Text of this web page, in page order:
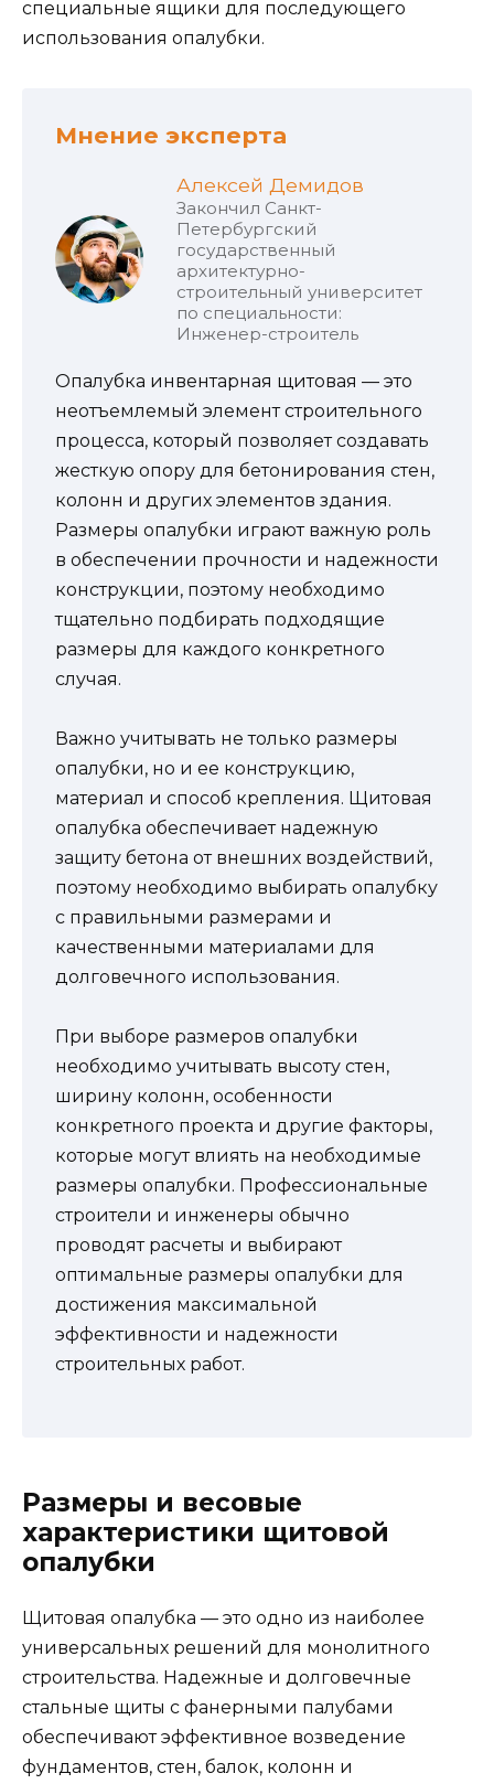
специальные ящики для последующего
использования опалубки.
Мнение эксперта
Алексей Демидов
Закончил Санкт-
Петербургский
государственный
архитектурно-
строительный университет
по специальности:
Инженер-строитель
Опалубка инвентарная щитовая — это
неотъемлемый элемент строительного
процесса, который позволяет создавать
жесткую опору для бетонирования стен,
колонн и других элементов здания.
Размеры опалубки играют важную роль
в обеспечении прочности и надежности
конструкции, поэтому необходимо
тщательно подбирать подходящие
размеры для каждого конкретного
случая.
Важно учитывать не только размеры
опалубки, но и ее конструкцию,
материал и способ крепления. Щитовая
опалубка обеспечивает надежную
защиту бетона от внешних воздействий,
поэтому необходимо выбирать опалубку
с правильными размерами и
качественными материалами для
долговечного использования.
При выборе размеров опалубки
необходимо учитывать высоту стен,
ширину колонн, особенности
конкретного проекта и другие факторы,
которые могут влиять на необходимые
размеры опалубки. Профессиональные
строители и инженеры обычно
проводят расчеты и выбирают
оптимальные размеры опалубки для
достижения максимальной
эффективности и надежности
строительных работ.
Размеры и весовые
характеристики щитовой
опалубки
Щитовая опалубка — это одно из наиболее
универсальных решений для монолитного
строительства. Надежные и долговечные
стальные щиты с фанерными палубами
обеспечивают эффективное возведение
фундаментов, стен, балок, колонн и